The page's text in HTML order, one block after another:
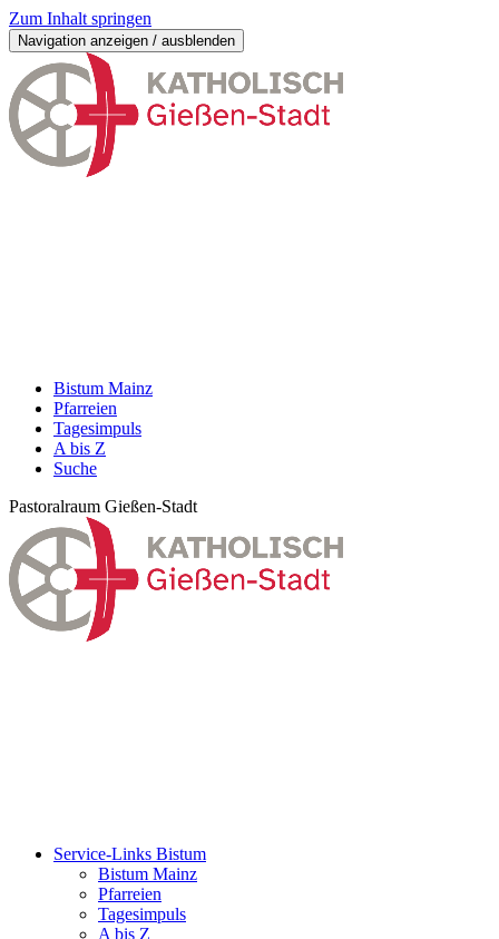
Zum Inhalt springen
Navigation anzeigen / ausblenden
Bistum Mainz
Pfarreien
Tagesimpuls
A bis Z
Suche
Pastoralraum Gießen-Stadt
Service-Links Bistum
Bistum Mainz
Pfarreien
Tagesimpuls
A bis Z